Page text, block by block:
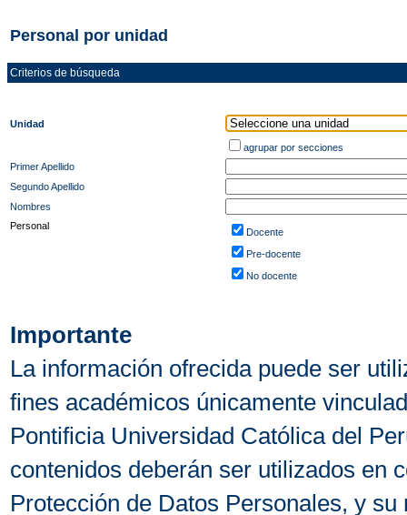
Personal por unidad
Criterios de búsqueda
Unidad
agrupar por secciones
Primer Apellido
Segundo Apellido
Nombres
Personal
Docente
Pre-docente
No docente
Importante
La información ofrecida puede ser
fines académicos únicamente
Pontificia Universidad Católica del
contenidos deberán ser utilizados en
Protección de Datos Personales, y